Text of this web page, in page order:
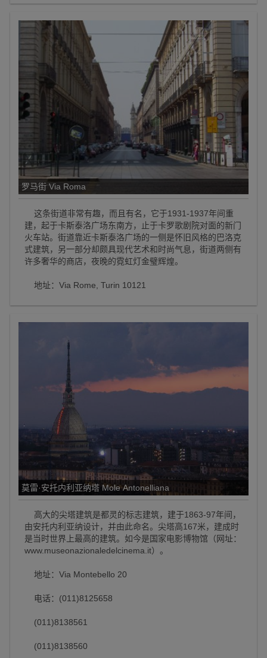
罗马街 Via Roma
这条街道非常有趣，而且有名，它于1931-1937年间重
建，起于卡斯泰洛广场东南方，止于卡罗歌剧院对面的新门
火车站。街道靠近卡斯泰洛广场的一侧是怀旧风格的巴洛克
式建筑，另一部分却颇具现代艺术和时尚气息，街道两侧有
许多奢华的商店，夜晚的霓虹灯金璧辉煌。
地址：Via Rome, Turin 10121
莫雷·安托内利亚纳塔 Mole Antonelliana
高大的尖塔建筑是都灵的标志建筑，建于1863-97年间，
由安托内利亚纳设计，并由此命名。尖塔高167米，建成时
是当时世界上最高的建筑。如今是国家电影博物馆（网址：
www.museonazionaledelcinema.it）。
地址：Via Montebello 20
电话：(011)8125658
(011)8138561
(011)8138560